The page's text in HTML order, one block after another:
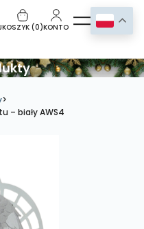
KOSZYK (0)KONTO
>
– biały AWS4